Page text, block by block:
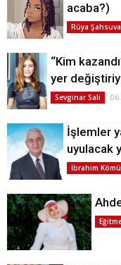
acaba?)
Rüya
“Kim
yer
Sevginar Sali
İşlemler
uyulacak
İbrahim